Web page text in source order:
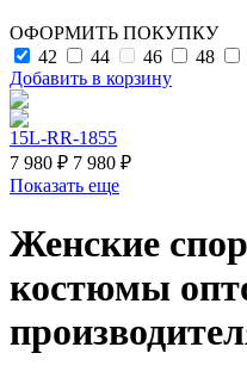
ОФОРМИТЬ ПОКУПКУ
42
44 46 48
Добавить в корзину
15L-RR-1855
7 980 ₽ 7 980 ₽
Показать еще
Женские
костюмы